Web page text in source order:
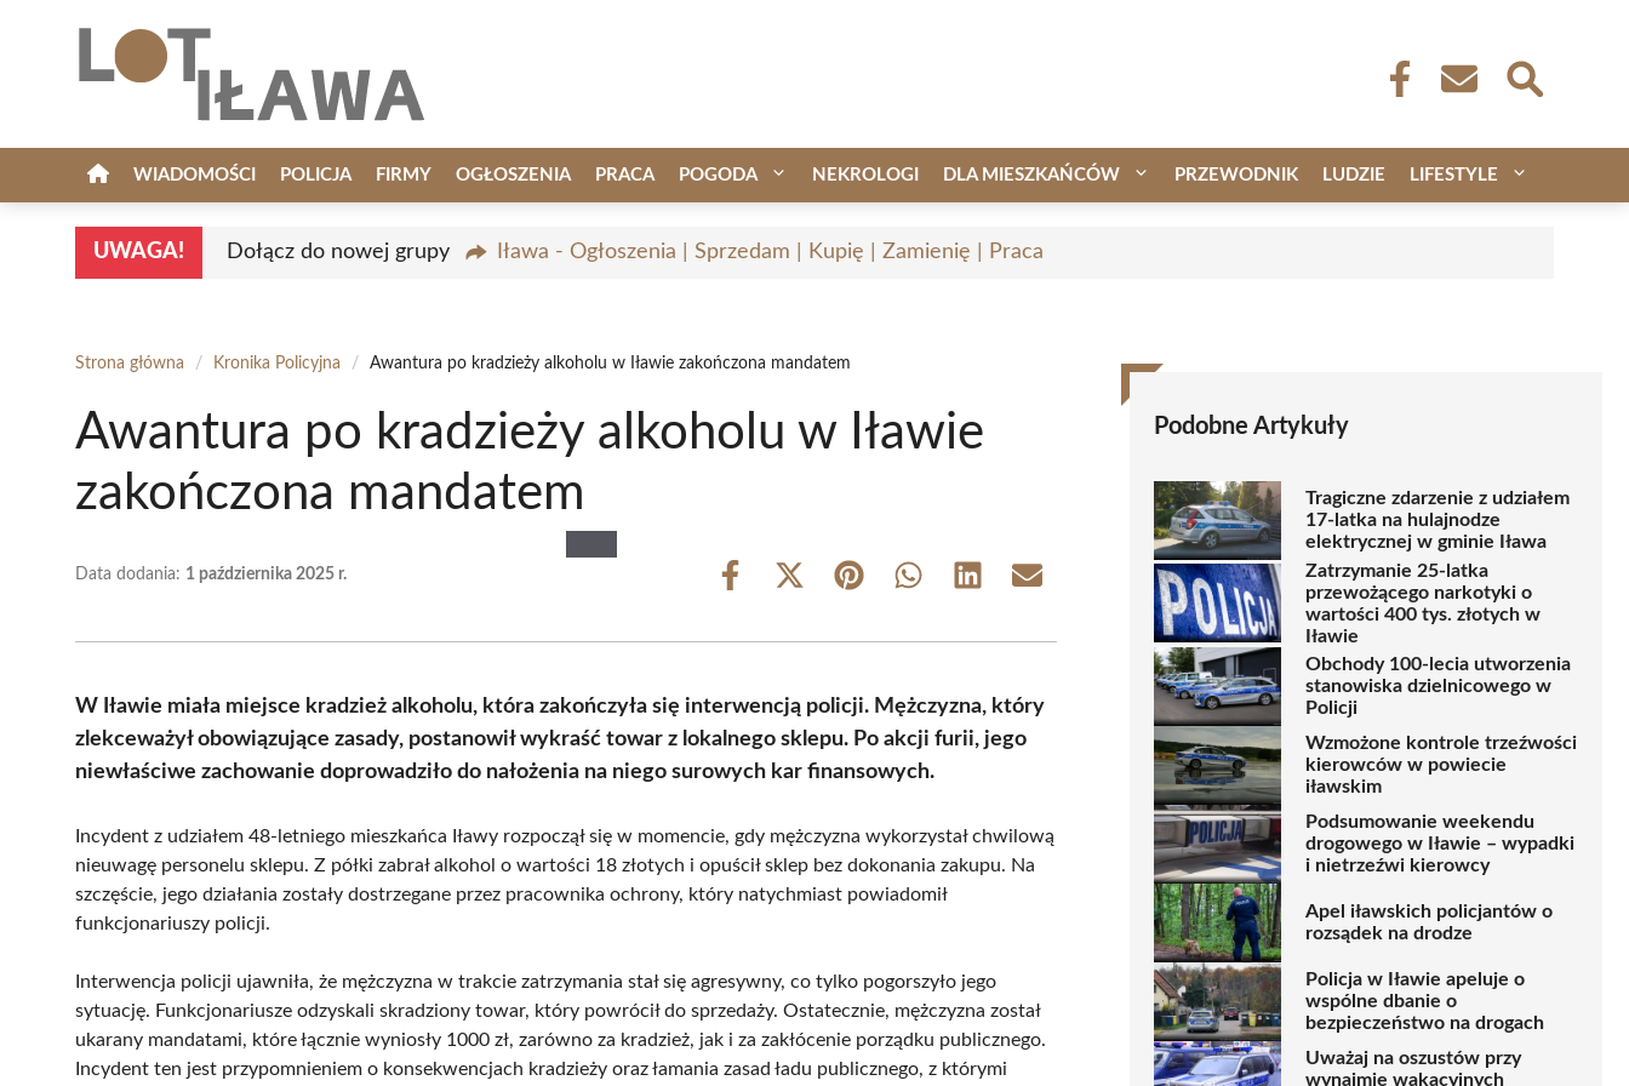
WIADOMOŚCI POLICJA FIRMY OGŁOSZENIA PRACA POGODA NEKROLOGI DLA MIESZKAŃCÓW PRZEWODNIK LUDZIE LIFESTYLE
UWAGA! Dołącz do nowej grupy Iława - Ogłoszenia | Sprzedam | Kupię | Zamienię | Praca
Strona główna / Kronika Policyjna / Awantura po kradzieży alkoholu w Iławie zakończona mandatem
Awantura po kradzieży alkoholu w Iławie
zakończona mandatem
Data dodania: 1 października 2025 r.
Share
Share
(Twitter)
Share Share Share Share
W Iławie miała miejsce kradzież alkoholu, która zakończyła się interwencją policji. Mężczyzna, który
zlekceważył obowiązujące zasady, postanowił wykraść towar z lokalnego sklepu. Po akcji furii, jego
niewłaściwe zachowanie doprowadziło do nałożenia na niego surowych kar finansowych.
Incydent z udziałem 48-letniego mieszkańca Iławy rozpoczął się w momencie, gdy mężczyzna wykorzystał chwilową
nieuwagę personelu sklepu. Z półki zabrał alkohol o wartości 18 złotych i opuścił sklep bez dokonania zakupu. Na
szczęście, jego działania zostały dostrzegane przez pracownika ochrony, który natychmiast powiadomił
funkcjonariuszy policji.
Interwencja policji ujawniła, że mężczyzna w trakcie zatrzymania stał się agresywny, co tylko pogorszyło jego
sytuację. Funkcjonariusze odzyskali skradziony towar, który powrócił do sprzedaży. Ostatecznie, mężczyzna został
ukarany mandatami, które łącznie wyniosły 1000 zł, zarówno za kradzież, jak i za zakłócenie porządku publicznego.
Incydent ten jest przypomnieniem o konsekwencjach kradzieży oraz łamania zasad ładu publicznego, z którymi
Podobne Artykuły
Tragiczne zdarzenie z udziałem
17-latka na hulajnodze
elektrycznej w gminie Iława
Zatrzymanie 25-latka
przewożącego narkotyki o
wartości 400 tys. złotych w
Iławie
Obchody 100-lecia utworzenia
stanowiska dzielnicowego w
Policji
Wzmożone kontrole trzeźwości
kierowców w powiecie
iławskim
Podsumowanie weekendu
drogowego w Iławie – wypadki
i nietrzeźwi kierowcy
Apel iławskich policjantów o
rozsądek na drodze
Policja w Iławie apeluje o
wspólne dbanie o
bezpieczeństwo na drogach
Uważaj na oszustów przy
wynajmie wakacyjnych